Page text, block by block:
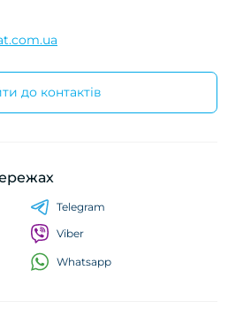
до контактів
Telegram
Viber
Whatsapp